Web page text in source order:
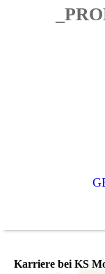
Karriere bei KS